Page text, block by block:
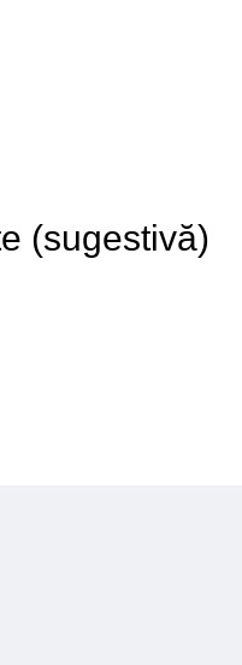
(sugestivă)